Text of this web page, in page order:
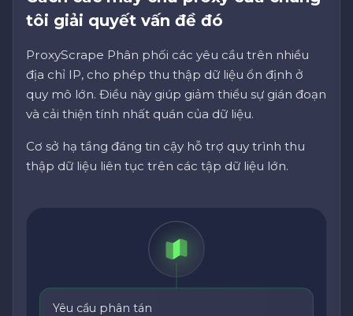
tôi giải quyết vấn đề đó
ProxyScrape Phân phối các yêu cầu trên nhiều
địa chỉ IP, cho phép thu thập dữ liệu ổn định ở
quy mô lớn. Điều này giúp giảm thiểu sự gián đoạn
và cải thiện tính nhất quán của dữ liệu.
Cơ sở hạ tầng đáng tin cậy hỗ trợ quy trình thu
thập dữ liệu liên tục trên các tập dữ liệu lớn.
Yêu cầu phân tán